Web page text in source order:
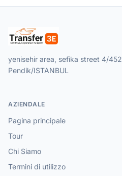
yenisehir area, sefika street 4/452
Pendik/ISTANBUL
AZIENDALE
Pagina principale
Tour
Chi Siamo
Termini di utilizzo